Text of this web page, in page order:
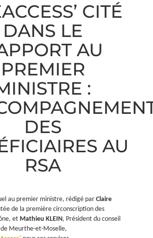
CITÉ
DANS LE
AU
PREMIER
:
DES
AU
RSA
au premier ministre, rédigé par Claire
de la première circonscription des
et Mathieu KLEIN, Président du conseil
Meurthe-et-Moselle,